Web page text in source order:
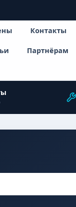
Контакты
Партнёрам